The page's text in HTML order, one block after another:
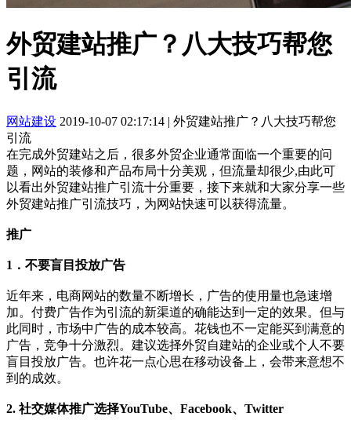
外贸建站推广？八大技巧帮您
引流
网站建设 2019-10-07 02:17:14 | 外贸建站推广？八大技巧帮您
引流
在完成外贸建站之后，很多外贸企业通常面临一个重要的问
题，网站的装修和产品布局十分美观，但流量却很少,由此可
以看出外贸建站推广引流十分重要，接下来就和大家分享一些
外贸建站推广引流技巧，为网站快速可以获得流量。
推广
1．不要盲目投放广告
近年来，电商网站的数量不断增长，广告的使用量也急速增
加。付费广告作为引流的新渠道的确能达到一定的效果。但与
此同时，市场中广告的成本较高。花钱也不一定能买到满意的
广告，竞争十分激烈。建议选择外贸自建站的企业或个人不要
盲目投放广告。也许花一点心思在移动设备上，会带来意想不
到的成效。
2. 社交媒体推广选择YouTube、Facebook、Twitter